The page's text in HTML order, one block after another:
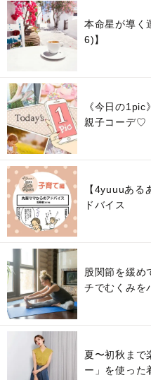
本命星が導く
6)】
《今日の
親子コーデ♡
【4yuuuある
ドバイス
股関節を緩め
チでむくみを
夏〜初秋まで
ー」を使った